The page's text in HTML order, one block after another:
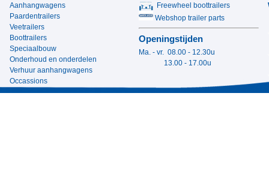
Aanhangwagens
Paardentrailers
Veetrailers
Boottrailers
Speciaalbouw
Onderhoud en onderdelen
Verhuur aanhangwagens
Occassions
Freewheel boottrailers
Webshop trailer parts
Openingstijden
Ma. - vr. 08.00 - 12.30u
13.00 - 17.00u